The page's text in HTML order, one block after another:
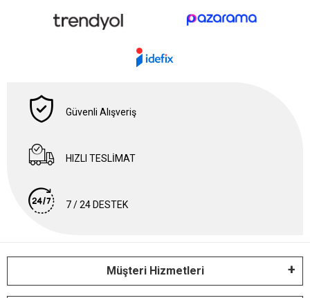
Güvenli Alışveriş
HIZLI TESLİMAT
7 / 24 DESTEK
Müşteri Hizmetleri